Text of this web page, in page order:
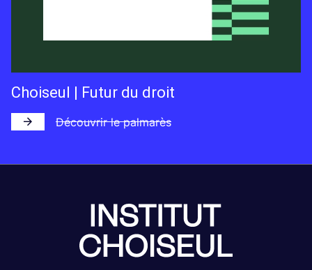
Choiseul | Futur du droit
Découvrir le palmarès